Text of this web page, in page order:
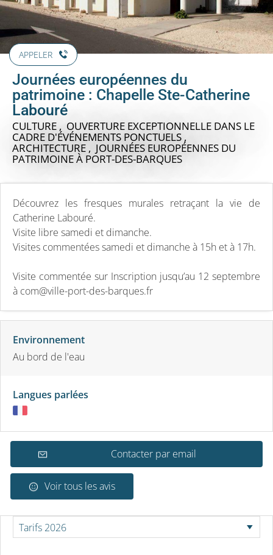
APPELER
Journées européennes du
patrimoine : Chapelle Ste-Catherine
Labouré
CULTURE , OUVERTURE EXCEPTIONNELLE DANS LE
CADRE D'ÉVÉNEMENTS PONCTUELS ,
ARCHITECTURE , JOURNÉES EUROPÉENNES DU
PATRIMOINEÀ PORT-DES-BARQUES
Découvrez les fresques murales retraçant la vie de
Catherine Labouré.
Visite libre samedi et dimanche.
Visites commentées samedi et dimanche à 15h et à 17h.
Visite commentée sur Inscription jusqu’au 12 septembre
à com@ville-port-des-barques.fr
Environnement
Au bord de l'eau
Langues parlées
Contacter par email
Voir tous les avis